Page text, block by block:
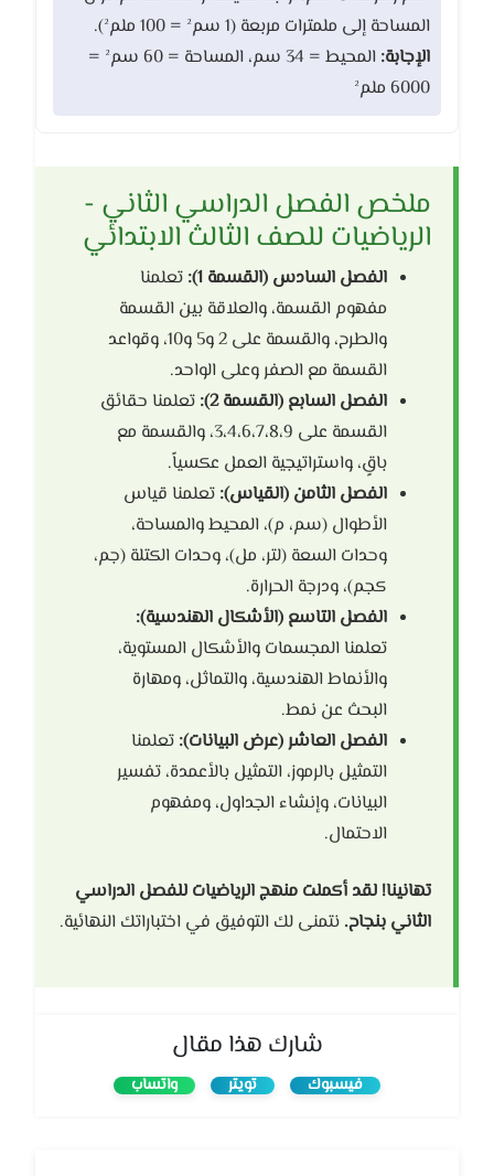
المساحة إلى ملمترات مربعة (1 سم² = 100 ملم²).
الإجابة:
المحيط = 34 سم، المساحة = 60 سم² =
6000 ملم²
ملخص الفصل الدراسي الثاني -
الرياضيات للصف الثالث الابتدائي
الفصل السادس (القسمة 1):
تعلمنا
مفهوم القسمة، والعلاقة بين القسمة
والطرح، والقسمة على 2 و5 و10، وقواعد
القسمة مع الصفر وعلى الواحد.
الفصل السابع (القسمة 2):
تعلمنا حقائق
القسمة على 3،4،6،7،8،9، والقسمة مع
باقٍ، واستراتيجية العمل عكسياً.
الفصل الثامن (القياس): تعلمنا قياس
الأطوال (سم، م)، المحيط والمساحة،
وحدات السعة (لتر، مل)، وحدات الكتلة (جم،
كجم)، ودرجة الحرارة.
الفصل التاسع (الأشكال الهندسية):
تعلمنا المجسمات والأشكال المستوية،
والأنماط الهندسية، والتماثل، ومهارة
البحث عن نمط.
الفصل العاشر (عرض البيانات): تعلمنا
التمثيل بالرموز، التمثيل بالأعمدة، تفسير
البيانات، وإنشاء الجداول، ومفهوم
الاحتمال.
تهانينا! لقد أكملت منهج الرياضيات للفصل الدراسي
الثاني بنجاح. نتمنى لك التوفيق في اختباراتك النهائية.
شارك هذا مقال
فيسبوك تويتر واتساب